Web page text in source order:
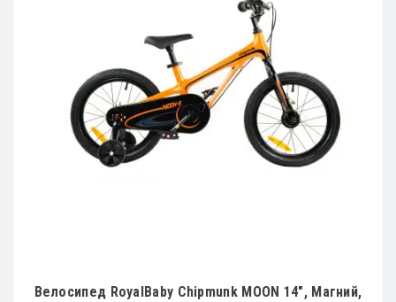
Велосипед RoyalBaby Chipmunk MOON 14", Магний,